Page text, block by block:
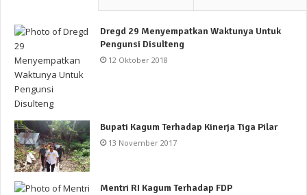
Dregd 29 Menyempatkan Waktunya Untuk
Pengunsi Disulteng
12 Oktober 2018
Bupati Kagum Terhadap Kinerja Tiga Pilar
13 November 2017
Mentri RI Kagum Terhadap FDP